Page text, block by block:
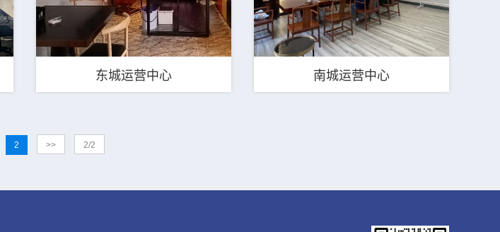
东城运营中心 南城运营中心
2 >> 2/2